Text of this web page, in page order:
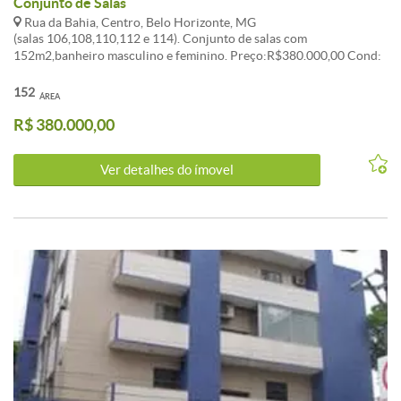
Rua da Bahia, Centro, Belo Horizonte, MG
(salas 106,108,110,112 e 114). Conjunto de salas com
152m2,banheiro masculino e feminino. Preço:R$380.000,00 Cond:
ÁREA
152
R$ 380.000,00
Ver detalhes do ímovel